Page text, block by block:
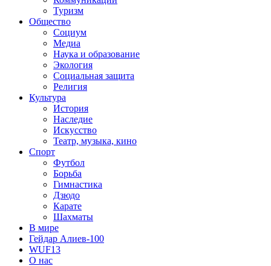
Туризм
Общество
Социум
Медиа
Наука и образование
Экология
Социальная защита
Религия
Культура
История
Наследие
Искусство
Театр, музыка, кино
Спорт
Футбол
Борьба
Гимнастика
Дзюдо
Карате
Шахматы
В мире
Гейдар Алиев-100
WUF13
О нас